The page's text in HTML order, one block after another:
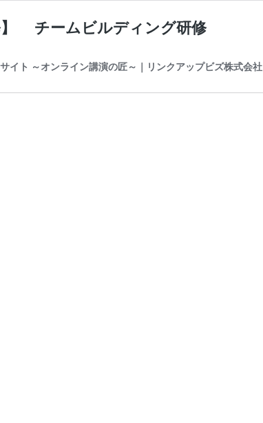
】 チームビルディング研修
イト ～オンライン講演の匠～｜リンクアップビズ株式会社